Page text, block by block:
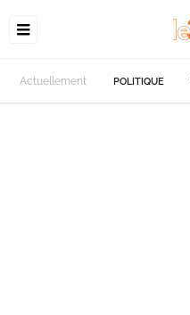
Actuellement POLITIQUE